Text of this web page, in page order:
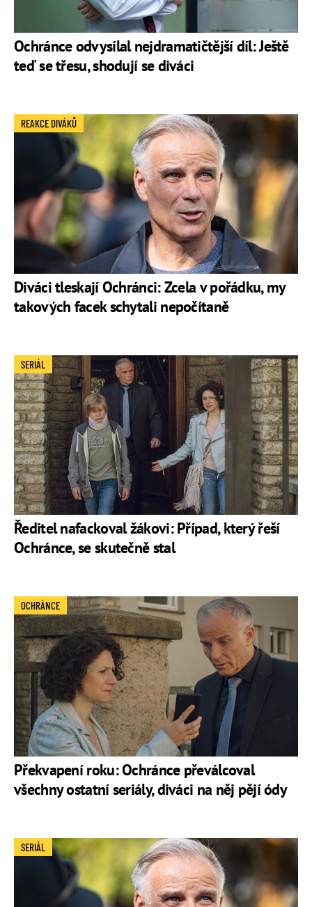
Ochránce odvysílal nejdramatičtější díl: Ještě
teď se třesu, shodují se diváci
Diváci tleskají Ochránci: Zcela v pořádku, my
takových facek schytali nepočítaně
REAKCE DIVÁKŮ
Ředitel nafackoval žákovi: Případ, který řeší
Ochránce, se skutečně stal
SERIÁL
Překvapení roku: Ochránce převálcoval
všechny ostatní seriály, diváci na něj pějí ódy
OCHRÁNCE
SERIÁL